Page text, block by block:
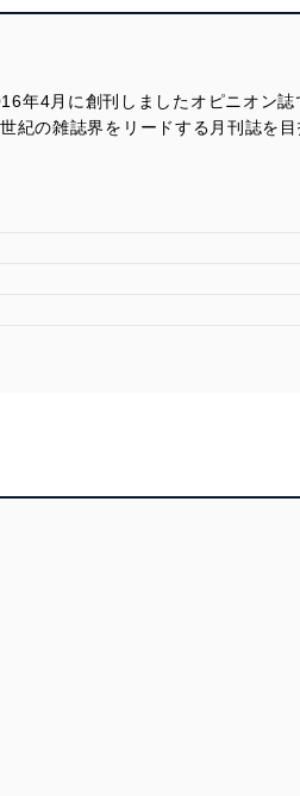
年4月に創刊しましたオピニオン誌
の雑誌界をリードする月刊誌を目